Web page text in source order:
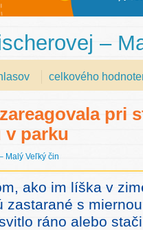
–
celkového
pri
v parku
Malý Veľký čin
ako im líška v
zastarané s
ráno alebo